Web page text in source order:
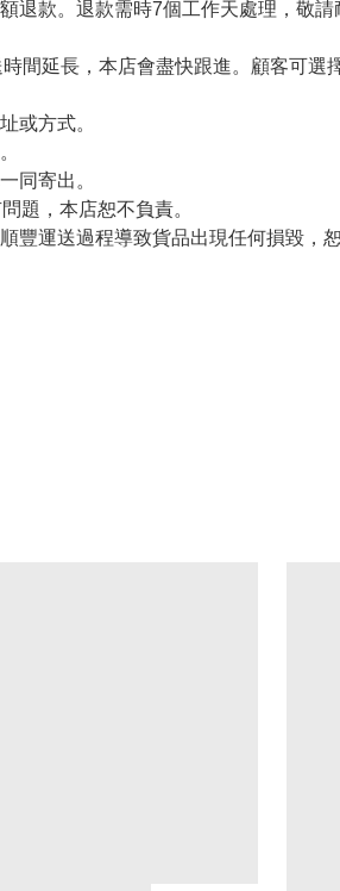
款。退款需時7個工作天處理，敬請
延長，本店會盡快跟進。顧客可選
或方式。
同寄出。
題，本店恕不負責。
運送過程導致貨品出現任何損毀，